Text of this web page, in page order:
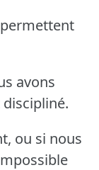
avons
ou si nous